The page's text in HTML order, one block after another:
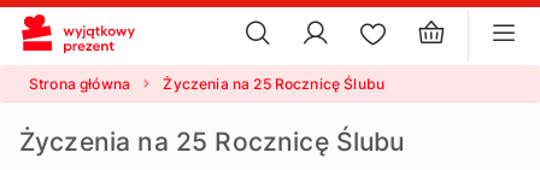
×
Strona główna Życzenia na 25 Rocznicę Ślubu
Życzenia na 25 Rocznicę Ślubu
ustawienia plików cookie
×